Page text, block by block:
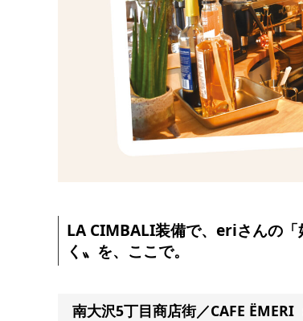
LA CIMBALI装備で、eriさんの「
く〟を、ここで。
南大沢5丁目商店街／CAFE ËMERI